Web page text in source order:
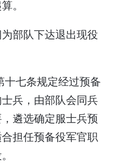
。
部队下达退出现役
七条规定经过预备
兵，由部队会同兵
遴选确定服士兵预
担任预备役军官职